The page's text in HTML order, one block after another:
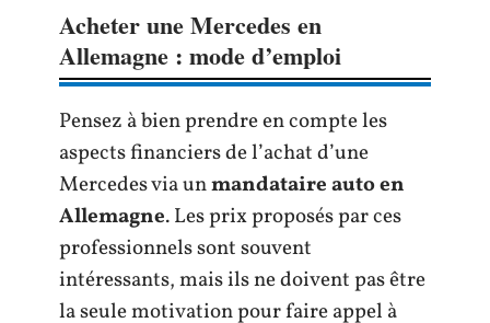
Acheter une Mercedes en
Allemagne : mode d’emploi
Pensez à bien prendre en compte les
aspects financiers de l’achat d’une
Mercedes via unmandataire auto en
Allemagne. Les prix proposés par ces
professionnels sont souvent
intéressants, mais ils ne doivent pas être
la seule motivation pour faire appel à